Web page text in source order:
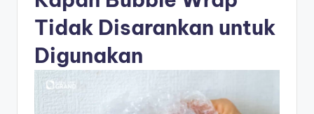
Tidak Disarankan untuk
Digunakan